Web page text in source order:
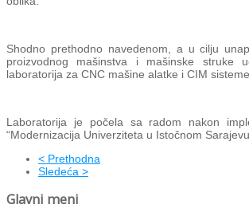
Shodno prethodno navedenom, a u cilјu
proizvodnog mašinstva i mašinske struke
laboratorija za CNC mašine alatke i CIM sisteme.
Laboratorija je počela sa radom nakon
“Modernizacija Univerziteta u Istočnom
< Prethodna
Sledeća >
Glavni meni